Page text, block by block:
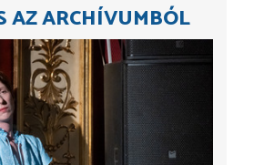
AZ ARCHÍVUMBÓL